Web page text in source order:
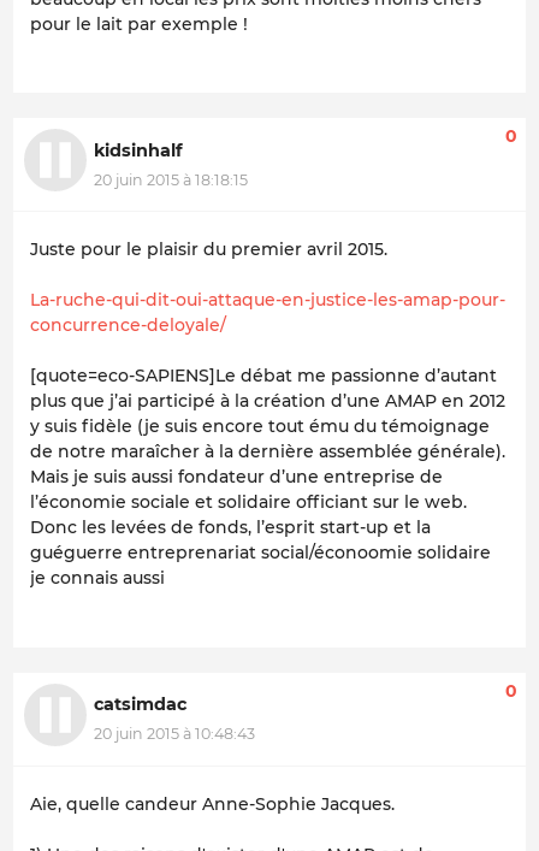
pour le lait par exemple !
kidsinhalf
20 juin 2015 à 18:18:15
0
Juste pour le plaisir du premier avril 2015.
La-ruche-qui-dit-oui-attaque-en-justice-les-amap-pour-
concurrence-deloyale/
[quote=eco-SAPIENS]Le débat me passionne d’autant
plus que j’ai participé à la création d’une AMAP en 2012
y suis fidèle (je suis encore tout ému du témoignage
de notre maraîcher à la dernière assemblée générale).
Mais je suis aussi fondateur d’une entreprise de
l’économie sociale et solidaire officiant sur le web.
Donc les levées de fonds, l’esprit start-up et la
guéguerre entreprenariat social/éconoomie solidaire
je connais aussi
catsimdac
20 juin 2015 à 10:48:43
0
Aie, quelle candeur Anne-Sophie Jacques.